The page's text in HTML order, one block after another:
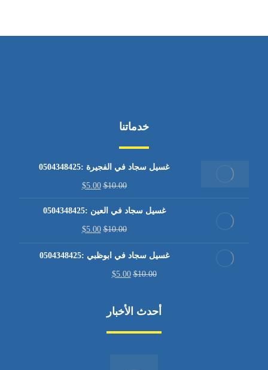
خدماتنا
غسيل سجاد في الفجيرة :0504348425
$10.00
$5.00
غسيل سجاد في العين :0504348425
$10.00
$5.00
غسيل سجاد في ابوظبي :0504348425
$10.00
$5.00
أحدث الأخبار